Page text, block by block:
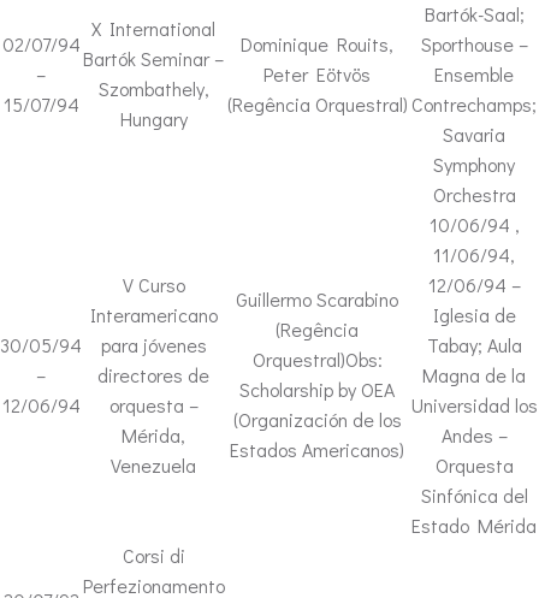
02/07/94
–
15/07/94
X International
Bartók Seminar –
Szombathely,
Hungary
Dominique Rouits,
Peter Eötvös
(Regência Orquestral)
Bartók-Saal;
Sporthouse –
Ensemble
Contrechamps;
Savaria
Symphony
Orchestra
30/05/94
–
12/06/94
V Curso
Interamericano
para jóvenes
directores de
orquesta –
Mérida,
Venezuela
Guillermo Scarabino
(Regência
Orquestral)Obs:
Scholarship by OEA
(Organización de los
Estados Americanos)
10/06/94 ,
11/06/94,
12/06/94 –
Iglesia de
Tabay; Aula
Magna de la
Universidad los
Andes –
Orquesta
Sinfónica del
Estado Mérida
Corsi di
Perfezionamento